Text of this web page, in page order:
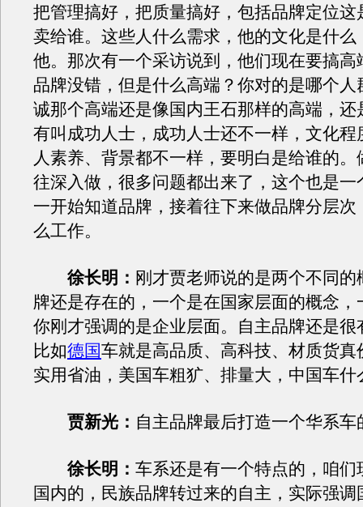
把管理搞好，把质量搞好，包括品牌定位这
卖给谁。这些人什么需求，他的文化是什么
他。那次有一个采访说到，他们现在要搞高
品牌没错，但是什么高端？你对的是哪个人
诚那个高端还是像国内王石那样的高端，还
有叫成功人士，成功人士还不一样，文化程
人素养、背景都不一样，要明白是给谁的。
往深入做，很多问题都出来了，这个也是一
一开始知道品牌，接着往下来做品牌分层次
么工作。
徐长明： 刚才贾老师说的是两个不同的
牌还是存在的，一个是在国家层面的概念，
你刚才强调的是企业层面。自主品牌还是很
比如德国车就是高品质、高科技、材质货真
实用省油，美国车粗犷、排量大，中国车什
贾新光： 自主品牌最后打造一个华系车
徐长明： 车系还是有一个特点的，咱们
国内的，民族品牌转过来的自主，实际强调